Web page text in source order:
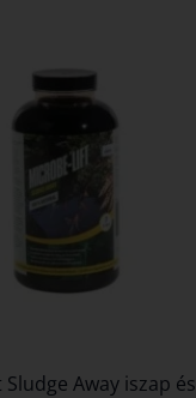
Away iszap és